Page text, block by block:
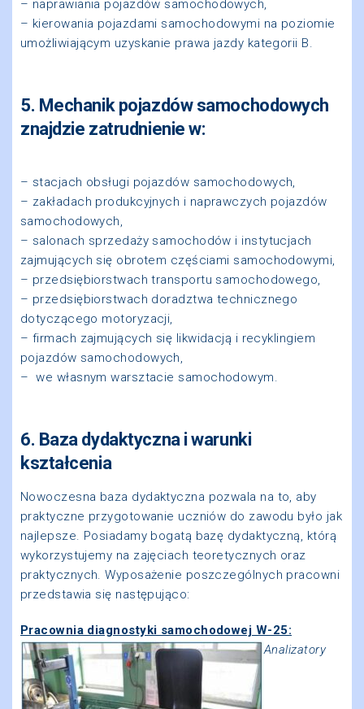
– naprawiania pojazdów samochodowych,
– kierowania pojazdami samochodowymi na poziomie
umożliwiającym uzyskanie prawa jazdy kategorii B.
5. Mechanik pojazdów samochodowych
znajdzie zatrudnienie w:
– stacjach obsługi pojazdów samochodowych,
– zakładach produkcyjnych i naprawczych pojazdów
samochodowych,
– salonach sprzedaży samochodów i instytucjach
zajmujących się obrotem częściami samochodowymi,
– przedsiębiorstwach transportu samochodowego,
– przedsiębiorstwach doradztwa technicznego
dotyczącego motoryzacji,
– firmach zajmujących się likwidacją i recyklingiem
pojazdów samochodowych,
– we własnym warsztacie samochodowym.
6. Baza dydaktyczna i warunki
kształcenia
Nowoczesna baza dydaktyczna pozwala na to, aby
praktyczne przygotowanie uczniów do zawodu było jak
najlepsze. Posiadamy bogatą bazę dydaktyczną, którą
wykorzystujemy na zajęciach teoretycznych oraz
praktycznych. Wyposażenie poszczególnych pracowni
przedstawia się następująco:
Pracownia diagnostyki samochodowej W-25:
Analizatory